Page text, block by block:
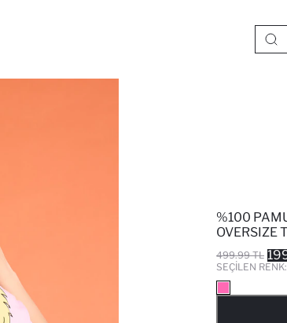
%100
OVERSIZE
499.99 TL
SEÇILEN RENK: